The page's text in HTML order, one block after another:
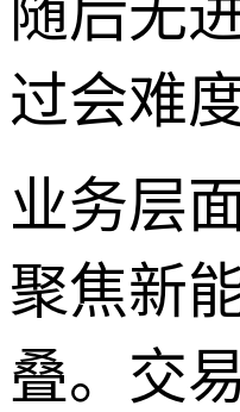
随后无
过会难
业务层
聚焦新
叠。交